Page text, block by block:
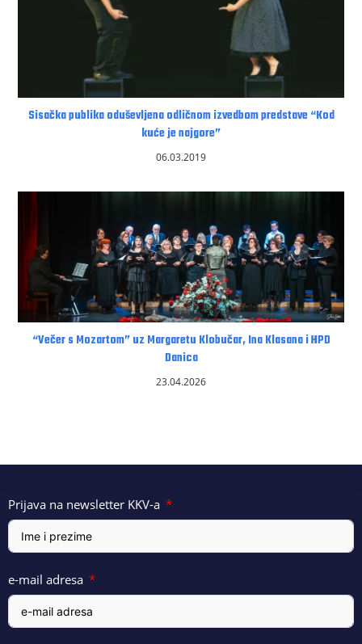
Sisačka publika oduševljena odličnom izvedbom predstave “Kod
kuće je najgore”
06.03.2019
“Večer s Mozartom” uz Margaretu Klobučar, Ina Klasana i HPD
Danica
23.04.2026
Prijava na newsletter KKV-a
e-mail adresa